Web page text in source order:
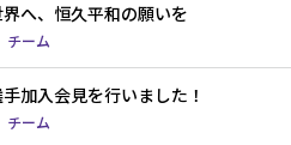
へ、恒久平和の願いを
チーム
加入会見を行いました！
チーム